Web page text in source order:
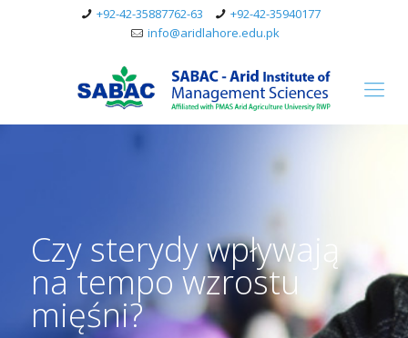
+92-42-35887762-63
+92-42-35940177
info@aridlahore.edu.pk
Czy sterydy wpływają
na tempo wzrostu
mięśni?